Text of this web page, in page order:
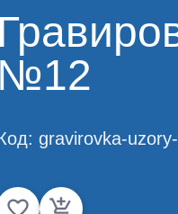
№12
gravirovka-